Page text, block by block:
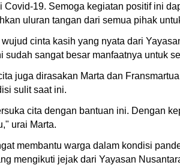
Covid-19. Semoga kegiatan positif ini
uluran tangan dari semua pihak
cinta kasih yang nyata dari
sudah sangat besar manfaatnya untuk
juga dirasakan Marta dan
sulit saat ini.
cita dengan bantuan ini. Dengan
urai Marta.
membantu warga dalam kondisi
mengikuti jejak dari Yayasan